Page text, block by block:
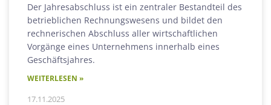
Der Jahresabschluss ist ein zentraler Bestandteil des
betrieblichen Rechnungswesens und bildet den
rechnerischen Abschluss aller wirtschaftlichen
Vorgänge eines Unternehmens innerhalb eines
Geschäftsjahres.
WEITERLESEN »
17.11.2025